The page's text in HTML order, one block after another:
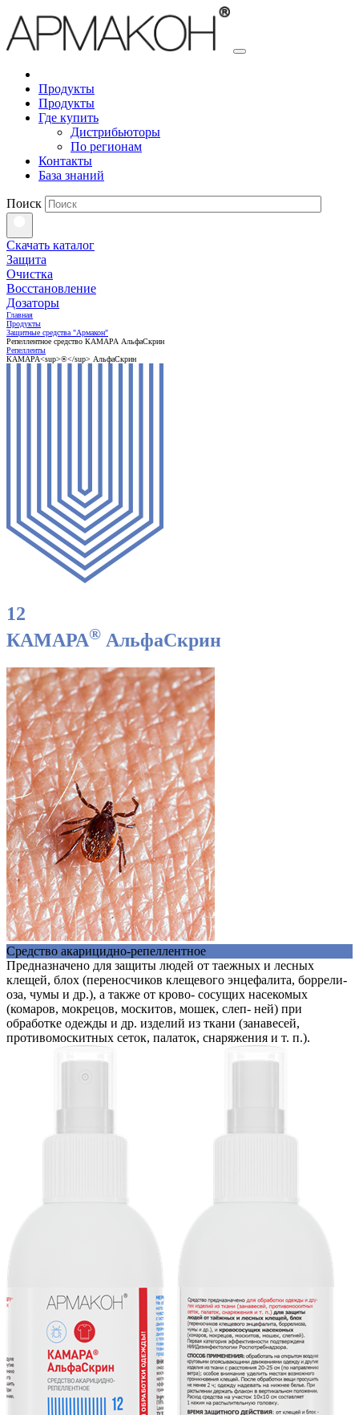
Продукты
Продукты
Где купить
Дистрибьюторы
По регионам
Контакты
База знаний
Поиск
Скачать каталог
Защита
Очистка
Восстановление
Дозаторы
Главная
Продукты
Защитные средства "Армакон"
Репеллентное средство КАМАРА АльфаСкрин
Репелленты
КАМАРА<sup>®</sup> АльфаСкрин
12
КАМАРА® АльфаСкрин
Cредство акарицидно-репеллентное
Предназначено для защиты людей от таежных и лесных
клещей, блох (переносчиков клещевого энцефалита, боррели-
оза, чумы и др.), а также от крово- сосущих насекомых
(комаров, мокрецов, москитов, мошек, слеп- ней) при
обработке одежды и др. изделий из ткани (занавесей,
противомоскитных сеток, палаток, снаряжения и т. п.).